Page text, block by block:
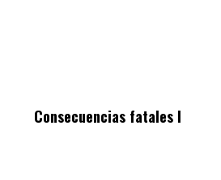
Consecuencias fatales I